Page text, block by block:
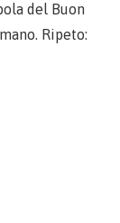
del Buon
Ripeto: